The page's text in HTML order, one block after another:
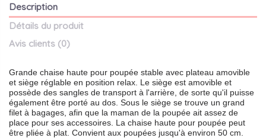
Description
Détails du produit
Avis clients (0)
Grande chaise haute pour poupée stable avec plateau amovible
et siège réglable en position relax. Le siège est amovible et
possède des sangles de transport à l'arrière, de sorte qu'il puisse
également être porté au dos. Sous le siège se trouve un grand
filet à bagages, afin que la maman de la poupée ait assez de
place pour ses accessoires. La chaise haute pour poupée peut
être pliée à plat. Convient aux poupées jusqu'à environ 50 cm.